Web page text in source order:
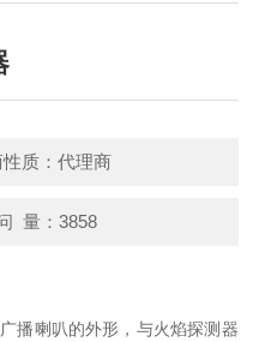
性质：代理商
量：3858
播喇叭的外形，与火焰探测器